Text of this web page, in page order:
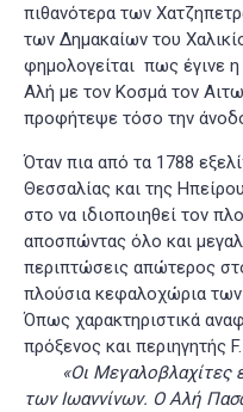
πιθανότερα των
των Δημακαίων του
φημολογείται πως έγινε
Αλή με τον Κοσμά τον
προφήτεψε τόσο την
Όταν πια από τα 1788
Θεσσαλίας και της
στο να ιδιοποιηθεί τον
αποσπώντας όλο και
περιπτώσεις απώτερος
πλούσια κεφαλοχώρια των
Όπως χαρακτηριστικά
πρόξενος και περιηγητής
«Οι Μεγαλοβλαχίτες
των Ιωαννίνων. Ο Αλή